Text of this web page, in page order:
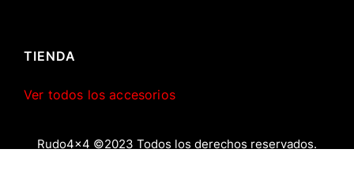
TIENDA
Ver todos los accesorios
Rudo4x4 ©2023 Todos los derechos reservados.